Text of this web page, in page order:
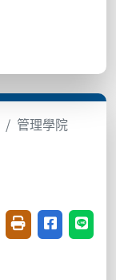
管理學院
友善列印(開新視
分享至臉書
分享